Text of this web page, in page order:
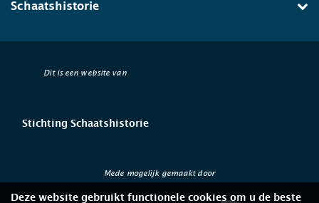
Schaatshistorie
Dit is een website van
Stichting Schaatshistorie
Mede mogelijk gemaakt door
Deze website gebruikt functionele cookies om u de beste